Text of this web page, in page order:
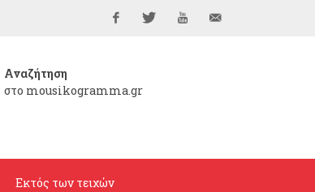
Αναζήτηση
στο mousikogramma.gr
Εκτός των τειχών